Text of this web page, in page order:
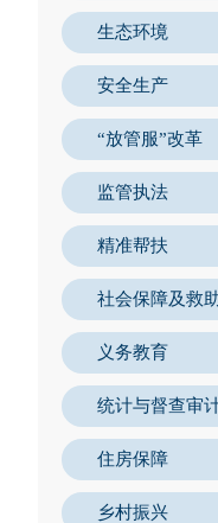
生态环境
安全生产
“放管服”改革
监管执法
精准帮扶
社会保障及救
义务教育
统计与督查审
住房保障
乡村振兴